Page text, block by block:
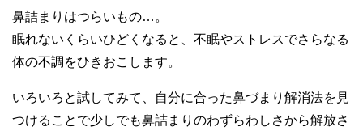
鼻詰まりはつらいもの…。
眠れないくらいひどくなると、不眠やストレスでさらなる
体の不調をひきおこします。
いろいろと試してみて、自分に合った鼻づまり解消法を見
つけることで少しでも鼻詰まりのわずらわしさから解放さ